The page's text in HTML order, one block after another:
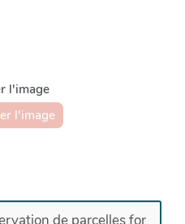
l'image
l'image